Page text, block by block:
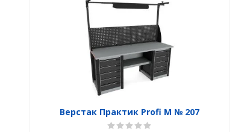
Верстак Практик Profi M № 207